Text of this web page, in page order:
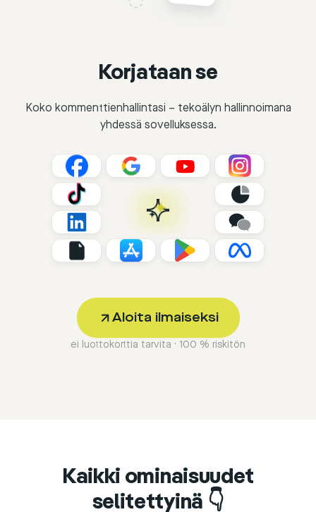
Korjataan se
Koko kommenttienhallintasi – tekoälyn hallinnoimana
yhdessä sovelluksessa.
Aloita ilmaiseksi
ei luottokorttia tarvita · 100 % riskitön
Kaikki ominaisuudet
selitettyinä 👇